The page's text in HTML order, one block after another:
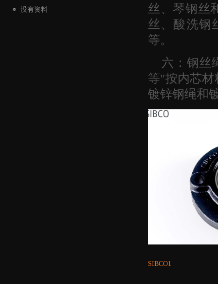
没有资料
丝、琴钢丝
丝、酸洗钢
等。
六：钢丝
等"按内芯材
镀锌钢绳和
SIBCO1